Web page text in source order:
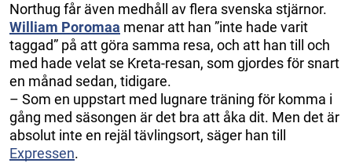
Northug får även medhåll av flera svenska stjärnor.
William Poromaa menar att han ”inte hade varit
taggad” på att göra samma resa, och att han till och
med hade velat se Kreta-resan, som gjordes för snart
en månad sedan, tidigare.
– Som en uppstart med lugnare träning för komma i
gång med säsongen är det bra att åka dit. Men det är
absolut inte en rejäl tävlingsort, säger han till
Expressen.